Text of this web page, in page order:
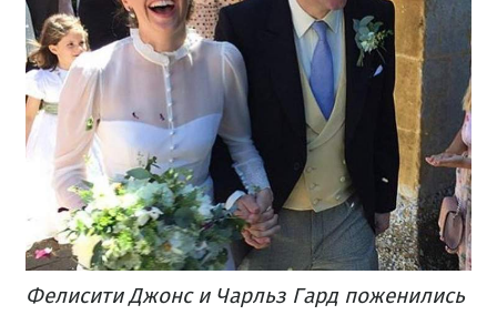
Фелисити Джонс и Чарльз Гард поженились